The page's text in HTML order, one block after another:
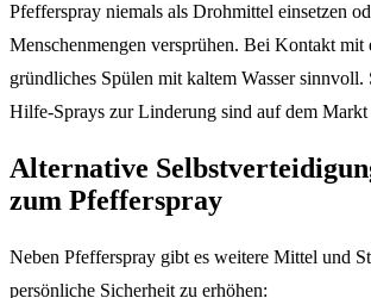
Pfefferspray niemals als Drohmittel einsetzen
Menschenmengen versprühen. Bei Kontakt mit
gründliches Spülen mit kaltem Wasser sinnvoll.
Hilfe-Sprays zur Linderung sind auf dem Markt
Alternative
zum Pfefferspray
Neben Pfefferspray gibt es weitere Mittel und
persönliche Sicherheit zu erhöhen: